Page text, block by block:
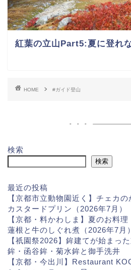
紅葉の立山Part5:夏に登れ
HOME #ガイド登山
検索
検索
最近の投稿
【京都市立動物園近く】チェカ
カスタードプリン（2026年7月）
【京都・料かわしま】夏のお料
蓮根と牛のしぐれ煮（2026年7月）
【祇園祭2026】鉾建てが始まっ
鉾・函谷鉾・菊水鉾と御手洗井
【京都・今出川】Restaurant